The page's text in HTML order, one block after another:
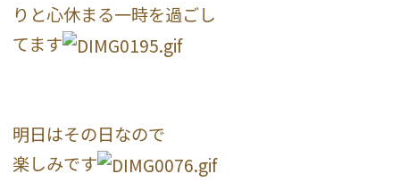
りと心休まる一時を過ごし
てます
明日はその日なので
楽しみです